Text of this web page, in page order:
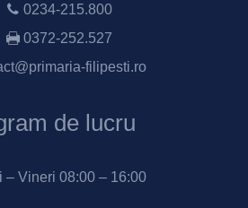
0234-215.800
0372-252.527
filipesti.ro
de lucru
– Vineri 08:00 – 16:00